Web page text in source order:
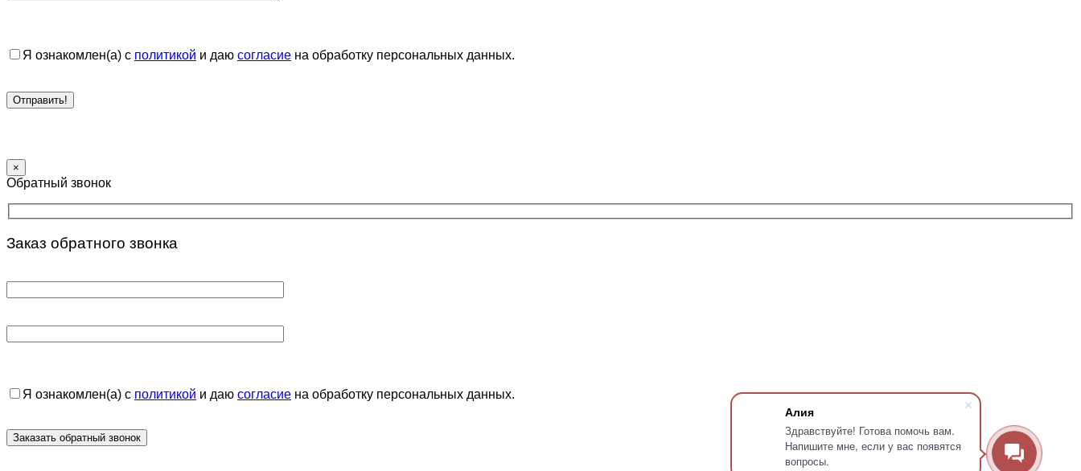
Алия
Здравствуйте! Готова помочь вам.
Напишите мне, если у вас появятся
вопросы.
Я ознакомлен(а) с политикой и даю согласие на обработку персональных данных.
×
Обратный звонок
Заказ обратного звонка
Я ознакомлен(а) с политикой и даю согласие на обработку персональных данных.